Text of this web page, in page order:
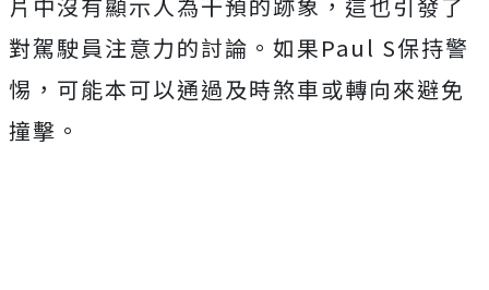
對駕駛員注意力的討論。如果Paul S保持警
惕，可能本可以通過及時煞車或轉向來避免
撞擊。